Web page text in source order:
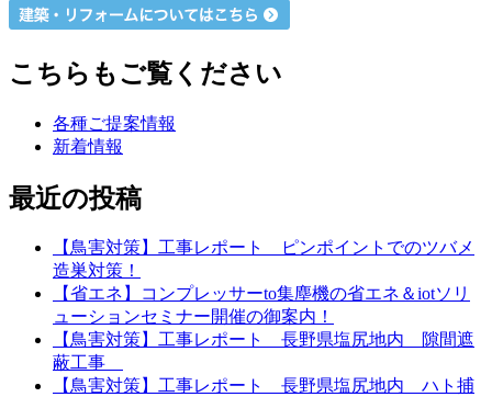
こちらもご覧ください
各種ご提案情報
新着情報
最近の投稿
【鳥害対策】工事レポート ピンポイントでのツバメ
造巣対策！
【省エネ】コンプレッサーto集塵機の省エネ＆iotソリ
ューションセミナー開催の御案内！
【鳥害対策】工事レポート 長野県塩尻地内 隙間遮
蔽工事
【鳥害対策】工事レポート 長野県塩尻地内 ハト捕